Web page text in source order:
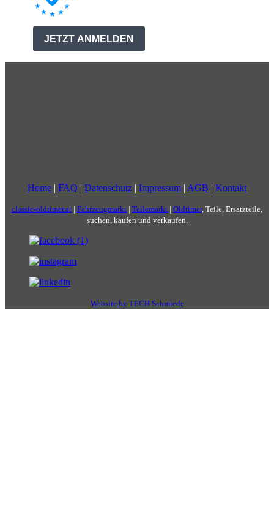
Home | FAQ | Datenschutz | Impressum | AGB | Kontakt
classic-oldtimer.at | Fahrzeugmarkt | Teilemarkt | Oldtimer, Teile, Ersatzteile,
suchen, kaufen und verkaufen.
Website by TECH Schmiede